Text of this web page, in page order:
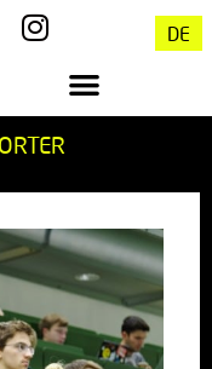
DE